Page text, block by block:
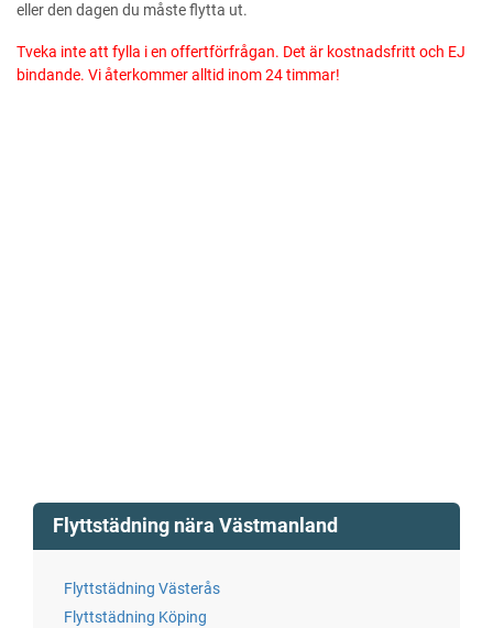
eller den dagen du måste flytta ut.
Tveka inte att fylla i en offertförfrågan. Det är kostnadsfritt och EJ
bindande. Vi återkommer alltid inom 24 timmar!
Flyttstädning nära Västmanland
Flyttstädning Västerås
Flyttstädning Köping